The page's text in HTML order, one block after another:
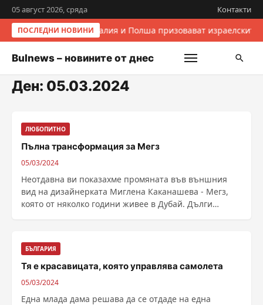
05 август 2026, сряда Контакти
ПОСЛЕДНИ НОВИНИИталия и Полша призовават
Bulnews – новините от днес
Ден: 05.03.2024
ЛЮБОПИТНО
Пълна трансформация за Мегз
05/03/2024
Неотдавна ви показахме промяната във външния
вид на дизайнерката Миглена Каканашева - Мегз,
която от няколко години живее в Дубай. Дълги
БЪЛГАРИЯ
Тя е красавицата, която управлява самолета
05/03/2024
Една млада дама решава да се отдаде на една